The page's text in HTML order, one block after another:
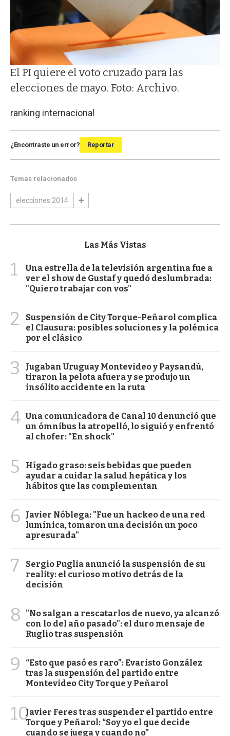
El PI quiere el voto cruzado para las
elecciones de mayo. Foto: Archivo.
ranking internacional
¿Encontraste un error? Reportar
Temas relacionados
elecciones 2014
Las Más Vistas
1
Una estrella de la televisión argentina fue a
ver el show de Gustaf y quedó deslumbrada:
"Quiero trabajar con vos"
2
Suspensión de City Torque-Peñarol complica
el Clausura: posibles soluciones y la polémica
por el clásico
3
Jugaban Uruguay Montevideo y Paysandú,
tiraron la pelota afuera y se produjo un
insólito accidente en la ruta
4 Una comunicadora de Canal 10 denunció que
un ómnibus la atropelló, lo siguió y enfrentó
al chofer: "En shock"
5
Hígado graso: seis bebidas que pueden
ayudar a cuidar la salud hepática y los
hábitos que las complementan
6
Javier Nóblega: "Fue un hackeo de una red
lumínica, tomaron una decisión un poco
apresurada"
7
Sergio Puglia anunció la suspensión de su
reality: el curioso motivo detrás de la
decisión
8
"No salgan a rescatarlos de nuevo, ya alcanzó
con lo del año pasado": el duro mensaje de
Ruglio tras suspensión
9
“Esto que pasó es raro”: Evaristo González
tras la suspensión del partido entre
Montevideo City Torque y Peñarol
10Javier Feres tras suspender el partido entre
Torque y Peñarol: “Soy yo el que decide
cuando se juega y cuando no”